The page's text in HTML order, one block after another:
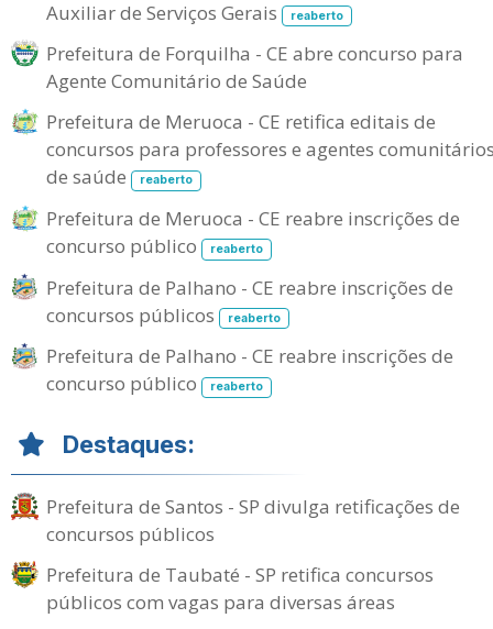
Auxiliar de Serviços Gerais reaberto
Prefeitura de Forquilha - CE abre concurso para
Agente Comunitário de Saúde
Prefeitura de Meruoca - CE retifica editais de
concursos para professores e agentes
de saúde
reaberto
Prefeitura de Meruoca - CE reabre inscrições de
concurso público
reaberto
Prefeitura de Palhano - CE reabre inscrições de
concursos públicos
reaberto
Prefeitura de Palhano - CE reabre inscrições de
concurso público
reaberto
Destaques:
Prefeitura de Santos - SP divulga retificações de
concursos públicos
Prefeitura de Taubaté - SP retifica concursos
públicos com vagas para diversas áreas